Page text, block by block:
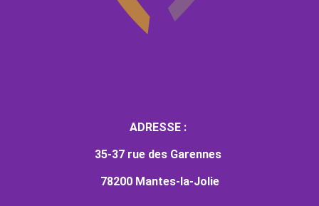
ADRESSE :
35-37 rue des Garennes
78200 Mantes-la-Jolie